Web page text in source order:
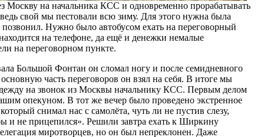
Москву на начальника КСС и одновременно прорабатывать
свой мы пестовали всю зиму. Для этого нужна была
Нужно было автобусом ехать на переговорный
на телефоне, да ещё и денежки немалые
на переговорном пункте.
Большой Фонтан он сломал ногу и после семидневного
часть переговоров он взял на себя. В итоге мы
на звонок из Москвы начальнику КСС. Первым делом
опекуном. В тот же вечер было проведено экстренное
снимал нас с самолёта, чуть ли не пустив слезу,
и не прицепился». Решили завтра ехать к Ширкину
миротворцев, но он был непреклонен. Даже